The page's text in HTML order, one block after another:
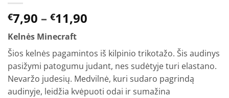
€7,90 – €11,90
through
€11,90
Kelnės Minecraft
Šios kelnės pagamintos iš kilpinio trikotažo. Šis audinys
pasižymi patogumu judant, nes sudėtyje turi elastano.
Nevaržo judesių. Medvilnė, kuri sudaro pagrindą
audinyje, leidžia kvėpuoti odai ir sumažina